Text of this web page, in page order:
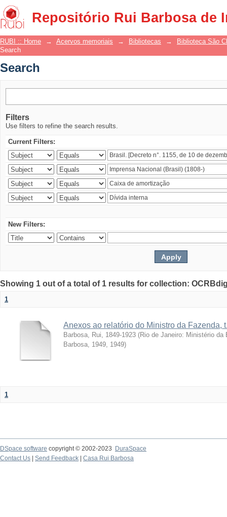
Repositório Rui Barbosa de
Search
RUBI :: Home → Acervos memoriais → Bibliotecas →
Biblioteca São
Search
Search
Filters
Use filters to refine the search results.
Current Filters:
New Filters:
Showing 1 out of a total of 1 results for collection:
1
Anexos ao relatório do Ministro da Fazenda,
Barbosa, Rui, 1849-1923 (Rio de Janeiro: Ministério
Barbosa, 1949, 1949)
1
DSpace software copyright © 2002-2023
DuraSpace
Contact Us
Send Feedback Casa Rui Barbosa